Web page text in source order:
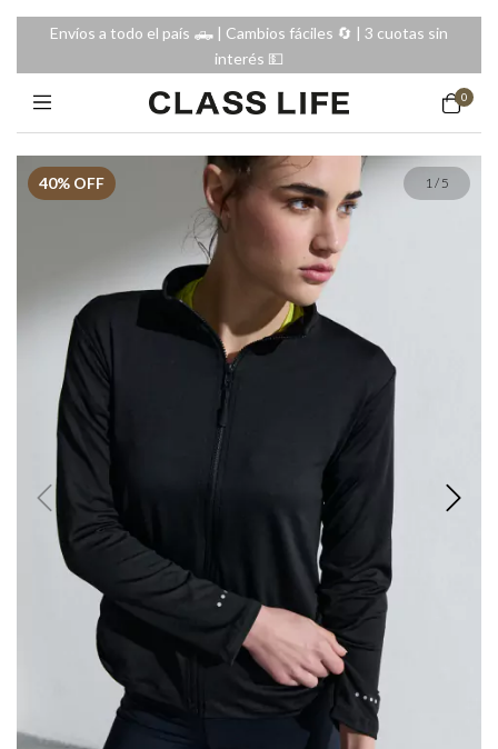
Envíos a todo el país 🛻 | Cambios fáciles 🔄️ | 3 cuotas sin
interés 💵
0
40% OFF 1/ 5